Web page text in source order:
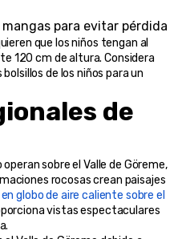
para evitar pérdida
que los niños tengan al
120 cm de altura. Considera
de los niños para un
de
sobre el Valle de Göreme,
rocosas crean paisajes
globo de aire caliente sobre el
vistas espectaculares